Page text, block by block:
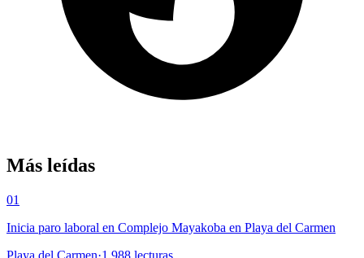
Más leídas
01
Inicia paro laboral en Complejo Mayakoba en Playa del Carmen
Playa del Carmen·1,988 lecturas